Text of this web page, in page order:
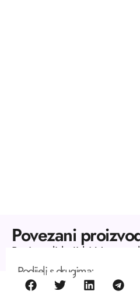
Povezani
Proizvodi koji bi Vas
Podijeli s drugima: